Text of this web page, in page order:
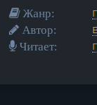
Жанр:
Автор:
Читает: